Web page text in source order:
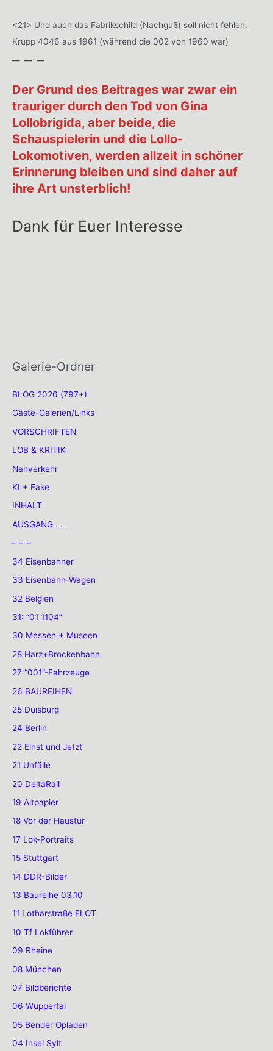
Galerie-Ordner
BLOG 2026 (797+)
Gäste-Galerien/Links
VORSCHRIFTEN
LOB & KRITIK
Nahverkehr
KI + Fake
INHALT
AUSGANG . . .
– – –
34 Eisenbahner
33 Eisenbahn-Wagen
32 Belgien
31: “01 1104”
30 Messen + Museen
28 Harz+Brockenbahn
27 “001”-Fahrzeuge
26 BAUREIHEN
25 Duisburg
24 Berlin
22 Einst und Jetzt
21 Unfälle
20 DeltaRail
19 Altpapier
18 Vor der Haustür
17 Lok-Portraits
15 Stuttgart
14 DDR-Bilder
13 Baureihe 03.10
11 Lotharstraße ELOT
10 Tf Lokführer
09 Rheine
08 München
07 Bildberichte
06 Wuppertal
05 Bender Opladen
04 Insel Sylt
<21> Und auch das Fabrikschild (Nachguß) soll nicht fehlen:
Krupp 4046 aus 1961 (während die 002 von 1960 war)
– – –
Der Grund des Beitrages war zwar ein
trauriger durch den Tod von Gina
Lollobrigida, aber beide, die
Schauspielerin und die Lollo-
Lokomotiven, werden allzeit in schöner
Erinnerung bleiben und sind daher auf
ihre Art unsterblich!
Dank für Euer Interesse